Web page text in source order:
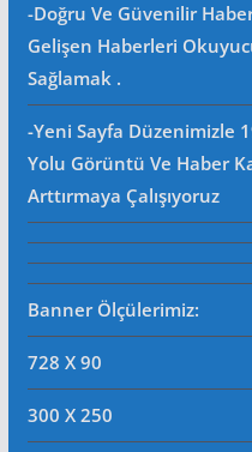
-Doğru Ve Güvenilir
Gelişen Haberleri
Sağlamak .
-Yeni Sayfa Düzenimizle
Yolu Görüntü Ve Haber
Arttırmaya Çalışıyoruz
Banner Ölçülerimiz:
728 X 90
300 X 250